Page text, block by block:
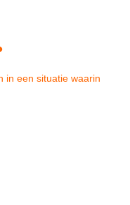
in een situatie waarin